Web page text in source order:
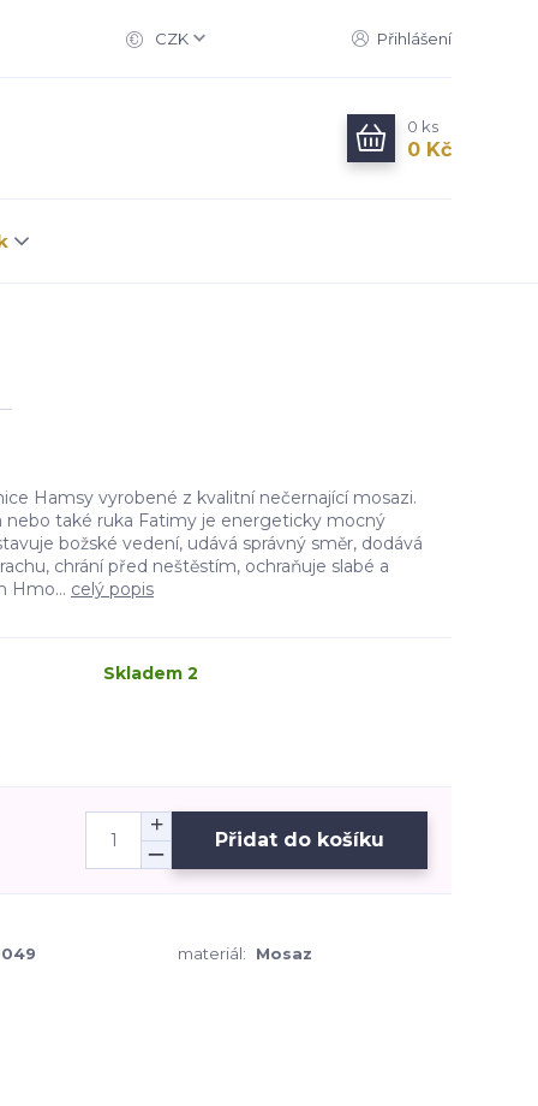
CZK Přihlášení
0 ks
0 Kč
Hamsy vyrobené z kvalitní nečernající mosazi.
nebo také ruka Fatimy je energeticky mocný
božské vedení, udává správný směr, dodává
chrání před neštěstím, ochraňuje slabé a
Hmo... celý popis
Skladem 2
Přidat do košíku
materiál:
Mosaz